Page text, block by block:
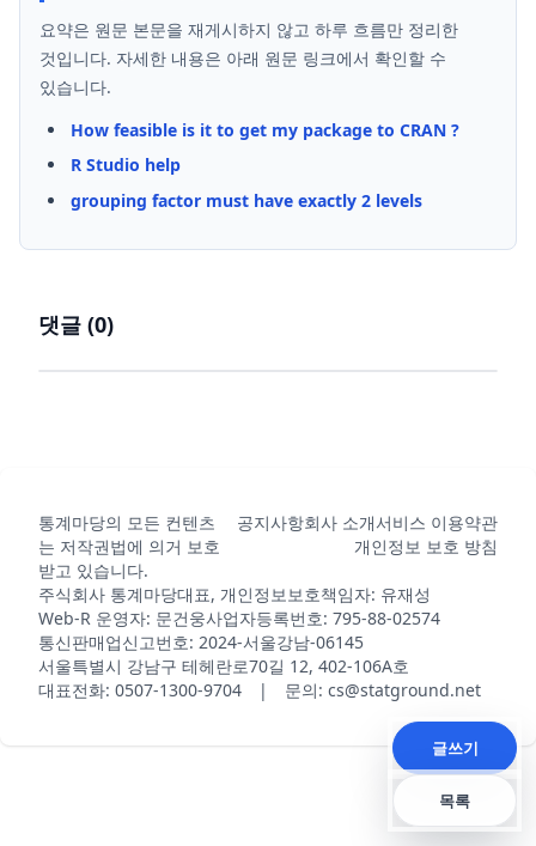
요약은 원문 본문을 재게시하지 않고 하루 흐름만 정리한
것입니다. 자세한 내용은 아래 원문 링크에서 확인할 수
있습니다.
How feasible is it to get my package to CRAN ?
R Studio help
grouping factor must have exactly 2 levels
댓글 (0)
통계마당의 모든 컨텐츠
는 저작권법에 의거 보호
받고 있습니다.
공지사항회사 소개서비스 이용약관
개인정보 보호 방침
주식회사 통계마당대표, 개인정보보호책임자: 유재성
Web-R 운영자: 문건웅사업자등록번호: 795-88-02574
통신판매업신고번호: 2024-서울강남-06145
서울특별시 강남구 테헤란로70길 12, 402-106A호
대표전화: 0507-1300-9704 | 문의: cs@statground.net
글쓰기
목록